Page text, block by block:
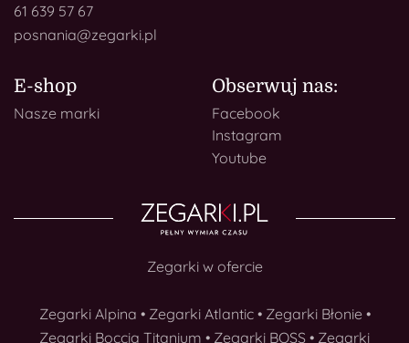
61 639 57 67
posnania@zegarki.pl
E-shop
Nasze marki
Obserwuj nas:
Facebook
Instagram
Youtube
Zegarki w ofercie
Zegarki Alpina • Zegarki Atlantic• Zegarki Błonie•
Zegarki Boccia Titanium • Zegarki BOSS • Zegarki